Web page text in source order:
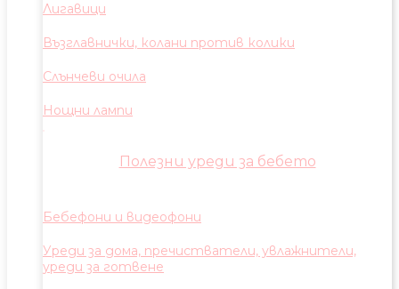
Лигавици
Възглавнички, колани против колики
Слънчеви очила
Нощни лампи
Полезни уреди за бебето
Бебефони и видеофони
Уреди за дома, пречистватели, увлажнители,
уреди за готвене